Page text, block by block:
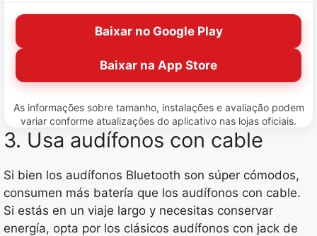
Baixar no Google Play
Baixar na App Store
As informações sobre tamanho, instalações e avaliação podem
variar conforme atualizações do aplicativo nas lojas oficiais.
3. Usa audífonos con cable
Si bien los audífonos Bluetooth son súper cómodos,
consumen más batería que los audífonos con cable.
Si estás en un viaje largo y necesitas conservar
energía, opta por los clásicos audífonos con jack de